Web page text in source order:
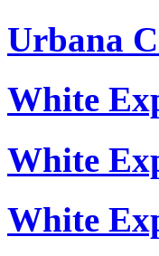
Urbana
White
White
White